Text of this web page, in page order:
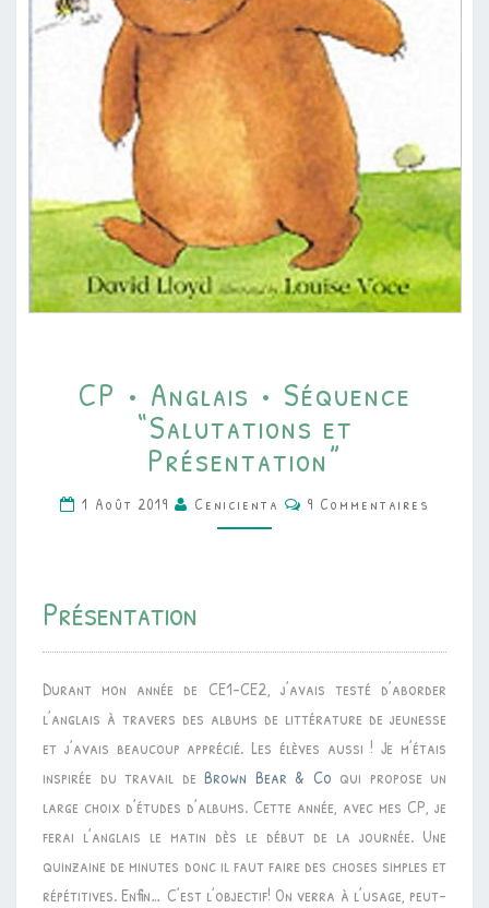
•
ANGLAIS
•
“SALUTATIONS
CP • Anglais • Séquence
“Salutations et
Présentation”
1 Août 2019 Cenicienta Commentaires
9 Commentaires
Présentation
Durant mon année de CE1-CE2, j’avais testé d’aborder
l’anglais à travers des albums de littérature de jeunesse
et j’avais beaucoup apprécié. Les élèves aussi ! Je m’étais
inspirée du travail de Brown Bear & Co qui propose un
large choix d’études d’albums. Cette année, avec mes CP, je
ferai l’anglais le matin dès le début de la journée. Une
quinzaine de minutes donc il faut faire des choses simples et
répétitives. Enfin… C’est l’objectif! On verra à l’usage, peut-